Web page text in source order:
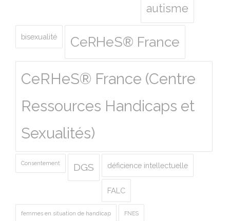
autisme
bisexualité CeRHeS® France
CeRHeS® France (Centre
Ressources Handicaps et
Sexualités)
Consentement DGS déficience intellectuelle
FALC
femmes en situation de handicap FNES